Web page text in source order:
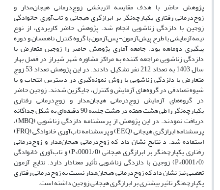
پژوهش حاضر با هدف مقایسه اثربخشی زوج‌درمانی هیجان‌مدار و
زوج‌درمانی رفتاری یکپارچه‌نگر بر ابرازگری هیجانی و تاب‌آوری خانوادگی
زوجین با دلزدگی زناشویی انجام شد. پژوهش حاضر کاربردی، از نوع
نیمه‌آزمایشی با طرح پیش‌آزمون- پس‌آزمون با گروه کنترل ناهمسان و دوره
پیگیری دوماهه بود. جامعه آماری پژوهش حاضر را زوجین متعارض با
دلزدگی زناشویی مراجعه کننده به مراکز مشاوره شهر شیراز در فصل بهار
سال 1403 به تعداد 212 نفر تشکیل دادند. در این پژوهش تعداد 53 زوج
متعارض با دلزدگی زناشویی با روش نمونه‌گیری در دسترس انتخاب و با
شیوه تصادفی در گروه‌های آزمایش و کنترل، جایگزین شدند. زوجین حاضر
در گروه‌های آزمایش زوج‌درمانی هیجان‌مدار و زوج‌درمانی رفتاری
یکپارچه‌نگر را طی هشت هفته در هشت جلسه 90 دقیقه‌ای به شکل جداگانه
دریافت نمودند. در این پژوهش از پرسشنامه دلزدگی زناشویی (MBQ)،
پرسشنامه ابرازگری هیجانی (EEQ) و پرسشنامه تاب‌آوری خانوادگی (FRQ)
استفاده شد. د نتایج نشان داد که زوج‌درمانی هیجان‌مدار و زوج‌درمانی
رفتاری یکپارچه‌نگر بر ابرازگری هیجانی (0001/0>P) و تاب‌آوری خانوادگی
(0001/0>P) زوجین با دلزدگی زناشویی تأثیر معنادار دارد. نتایج آزمون
تعقیبی نیز نشان داد که زوج‌درمانی هیجان‌مدار نسبت به زوج‌درمانی رفتاری
یکپارچه‌نگر تاثیر بیشتری بر ابرازگری هیجانی زوجین داشته است.